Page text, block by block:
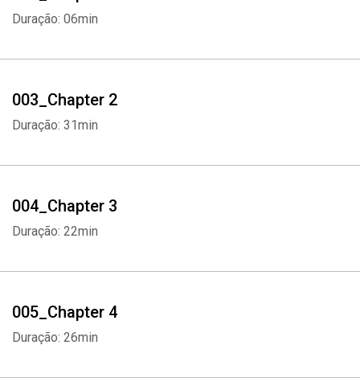
Duração: 06min
003_Chapter 2
Duração: 31min
004_Chapter 3
Duração: 22min
005_Chapter 4
Duração: 26min